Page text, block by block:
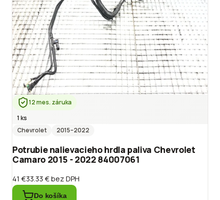
12 mes. záruka
1 ks
Chevrolet
2015–2022
Potrubie nalievacieho hrdla paliva Chevrolet
Camaro 2015 - 2022 84007061
41 €33.33 €bez DPH
Do košíka